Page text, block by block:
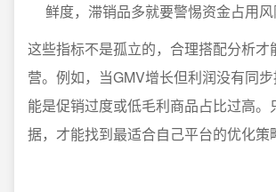
鲜度，滞销品多就要警惕资金占用风
这些指标不是孤立的，合理搭配分析才
营。例如，当GMV增长但利润没有同
能是促销过度或低毛利商品占比过高。
据，才能找到最适合自己平台的优化策